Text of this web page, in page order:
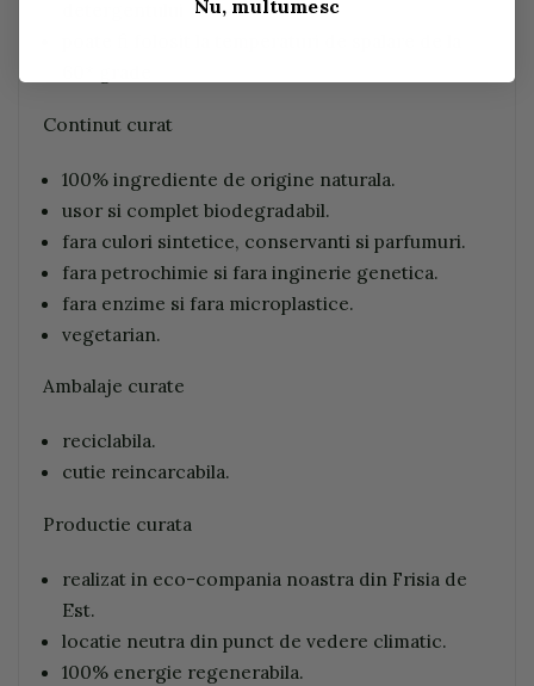
Continut curat
100% ingrediente de origine naturala.
usor si complet biodegradabil.
fara culori sintetice, conservanti si parfumuri.
fara petrochimie si fara inginerie genetica.
fara enzime si fara microplastice.
vegetarian.
Ambalaje curate
reciclabila.
cutie reincarcabila.
Productie curata
realizat in eco-compania noastra din Frisia de
Est.
locatie neutra din punct de vedere climatic.
100% energie regenerabila.
Nu, multumesc